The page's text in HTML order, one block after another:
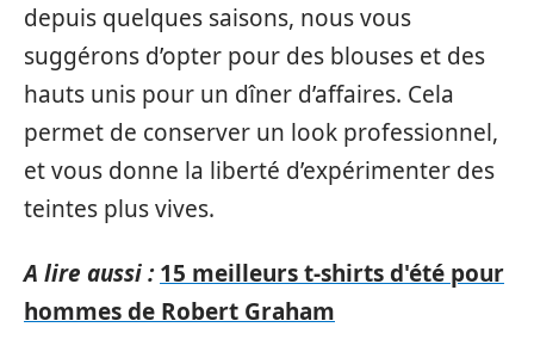
depuis quelques saisons, nous vous
suggérons d’opter pour des blouses et des
hauts unis pour un dîner d’affaires. Cela
permet de conserver un look professionnel,
et vous donne la liberté d’expérimenter des
teintes plus vives.
A lire aussi : 15 meilleurs t-shirts d'été pour
hommes de Robert Graham